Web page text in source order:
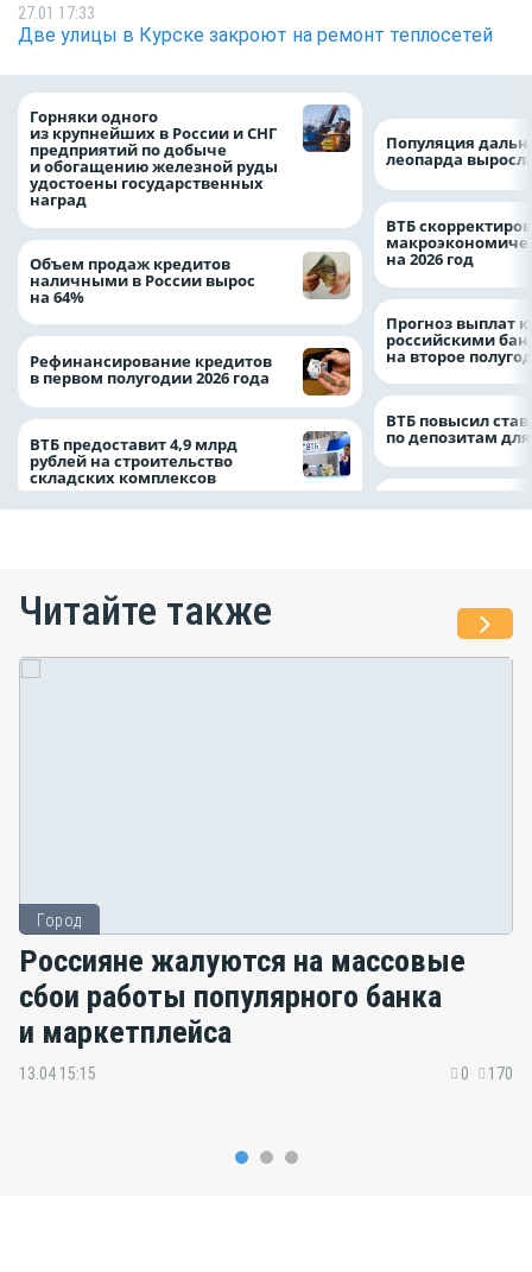
27.01 17:33
Две улицы в Курске закроют на ремонт теплосетей
Горняки одного
из крупнейших в России и СНГ
предприятий по добыче
и обогащению железной руды
удостоены государственных
наград
Объем продаж кредитов
наличными в России вырос
на 64%
Рефинансирование кредитов
в первом полугодии 2026 года
ВТБ предоставит 4,9 млрд
рублей на строительство
складских комплексов
Популяция
леопарда
ВТБ
на 2026 год
Прогноз выплат
российскими
на второе
ВТБ повысил
по депозитам
Читайте также
Город
Россияне жалуются на массовые
сбои работы популярного банка
и маркетплейса
13.04 15:15 0 170